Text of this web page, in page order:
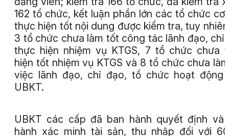
162 tổ chức, kết luận phần lớn các tổ chức cơ
thực hiện tốt nội dung được kiểm tra, tuy
3 tổ chức chưa làm tốt công tác lãnh đạo, chỉ
thực hiện nhiệm vụ KTGS, 7 tổ chức chưa
hiện tốt nhiệm vụ KTGS và 8 tổ chức chưa
việc lãnh đạo, chỉ đạo, tổ chức hoạt động
UBKT.
UBKT các cấp đã ban hành quyết định và
hành xác minh tài sản, thu nhập đối với